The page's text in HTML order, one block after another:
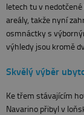
letech tu v
areály, takže nyní
osmnáctky s
výhledy jsou kromě
Skvělý výběr
Ke třem stávajícím
Navarino přibyl v